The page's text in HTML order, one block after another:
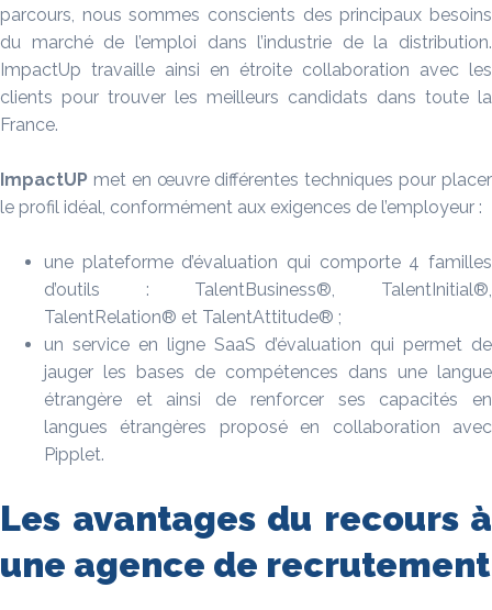
parcours, nous sommes conscients des principaux besoins
du marché de l’emploi dans l’industrie de la distribution.
ImpactUp travaille ainsi en étroite collaboration avec les
clients pour trouver les meilleurs candidats dans toute la
France.
ImpactUP met en œuvre différentes techniques pour placer
le profil idéal, conformément aux exigences de l’employeur :
une plateforme d’évaluation qui comporte 4 familles
d’outils : TalentBusiness®, TalentInitial®,
TalentRelation® et TalentAttitude® ;
un service en ligne SaaS d’évaluation qui permet de
jauger les bases de compétences dans une langue
étrangère et ainsi de renforcer ses capacités en
langues étrangères proposé en collaboration avec
Pipplet.
Les avantages du recours à
une agence de recrutement